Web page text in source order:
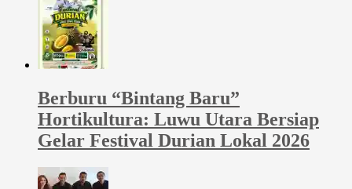
Berburu “Bintang Baru”
Hortikultura: Luwu Utara Bersiap
Gelar Festival Durian Lokal 2026